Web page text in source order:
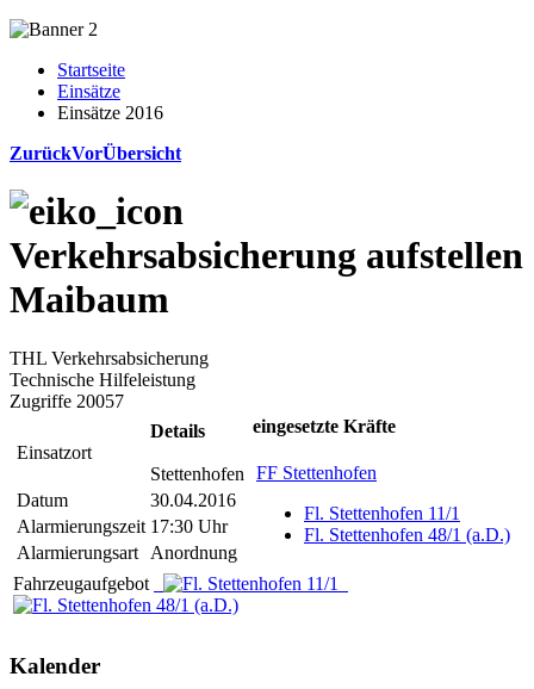
Startseite
Einsätze
Einsätze 2016
ZurückVorÜbersicht
Verkehrsabsicherung aufstellen
Maibaum
THL Verkehrsabsicherung
Technische Hilfeleistung
Zugriffe 20057
Einsatzort
Details
Stettenhofen
Datum
30.04.2016
Alarmierungszeit 17:30 Uhr
Alarmierungsart
Anordnung
eingesetzte Kräfte
FF Stettenhofen
Fl. Stettenhofen 11/1
Fl. Stettenhofen 48/1 (a.D.)
Fahrzeugaufgebot
Kalender